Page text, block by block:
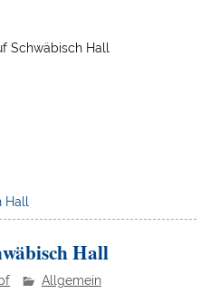
Schwäbisch Hall
Hall
Hall
Allgemein